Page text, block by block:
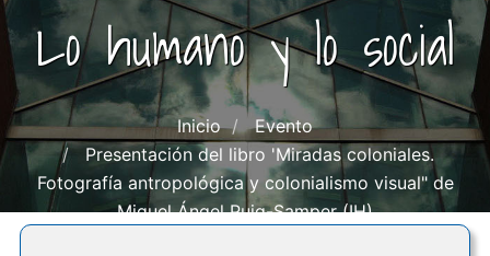
Lo humano y lo social
Inicio
Evento
Presentación del libro 'Miradas coloniales.
Fotografía antropológica y colonialismo visual" de
Miguel Ángel Puig-Samper (IH)